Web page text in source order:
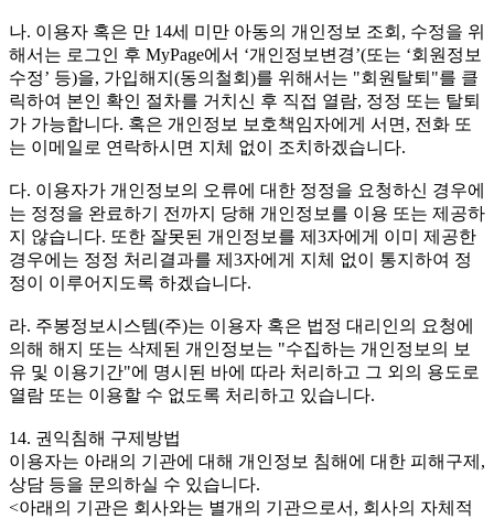
나. 이용자 혹은 만 14세 미만 아동의 개인정보 조회, 수정을 위
해서는 로그인 후 MyPage에서 ‘개인정보변경’(또는 ‘회원정보
수정’ 등)을, 가입해지(동의철회)를 위해서는 "회원탈퇴"를 클
릭하여 본인 확인 절차를 거치신 후 직접 열람, 정정 또는 탈퇴
가 가능합니다. 혹은 개인정보 보호책임자에게 서면, 전화 또
는 이메일로 연락하시면 지체 없이 조치하겠습니다.
다. 이용자가 개인정보의 오류에 대한 정정을 요청하신 경우에
는 정정을 완료하기 전까지 당해 개인정보를 이용 또는 제공하
지 않습니다. 또한 잘못된 개인정보를 제3자에게 이미 제공한
경우에는 정정 처리결과를 제3자에게 지체 없이 통지하여 정
정이 이루어지도록 하겠습니다.
라. 주봉정보시스템(주)는 이용자 혹은 법정 대리인의 요청에
의해 해지 또는 삭제된 개인정보는 "수집하는 개인정보의 보
유 및 이용기간"에 명시된 바에 따라 처리하고 그 외의 용도로
열람 또는 이용할 수 없도록 처리하고 있습니다.
14. 권익침해 구제방법
이용자는 아래의 기관에 대해 개인정보 침해에 대한 피해구제,
상담 등을 문의하실 수 있습니다.
<아래의 기관은 회사와는 별개의 기관으로서, 회사의 자체적